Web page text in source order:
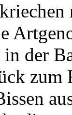
in der
zum